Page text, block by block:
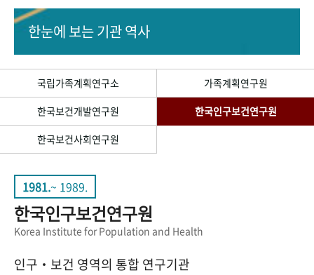
50+1 주년 기념
세계와 함께 한 KIHASA
VR 역사관
한눈에 보는기관 역사
국립가족계획연구소
가족계획연구원
한국보건개발연구원
한국인구보건연구원
한국보건사회연구원
1981.~ 1989.
한국인구보건연구원
Korea Institute for Population and Health
인구‧보건 영역의 통합 연구기관